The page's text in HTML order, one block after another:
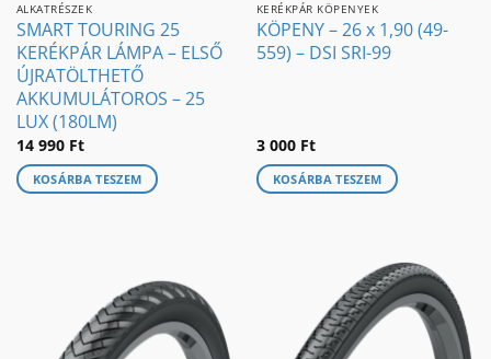
ALKATRÉSZEK
SMART TOURING 25
KERÉKPÁR LÁMPA – ELSŐ
ÚJRATÖLTHETŐ
AKKUMULÁTOROS – 25
LUX (180LM)
14 990 Ft
KOSÁRBA TESZEM
KERÉKPÁR KÖPENYEK
KÖPENY – 26 x 1,90 (49-
559) – DSI SRI-99
3 000 Ft
KOSÁRBA TESZEM